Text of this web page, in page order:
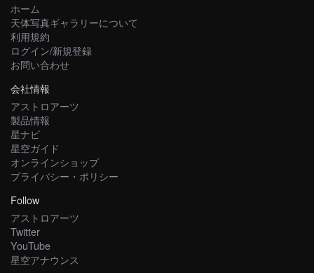
ホーム
天体写真ギャラリーについて
利用規約
ログイン/新規登録
お問い合わせ
会社情報
アストロアーツ
製品情報
星ナビ
星空ガイド
オンラインショップ
プライバシー・ポリシー
Follow
アストロアーツ
Twitter
YouTube
星空アナウンス